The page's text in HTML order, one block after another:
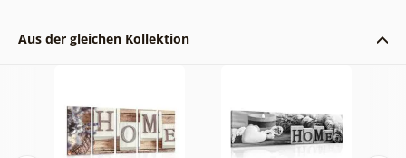
Aus der gleichen Kollektion